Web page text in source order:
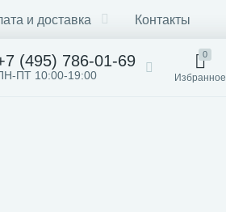
и доставка Контакты
(495) 786-01-69
ПТ 10:00-19:00
0
Избранное